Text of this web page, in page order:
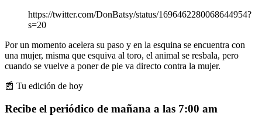
https://twitter.com/DonBatsy/status/1696462280068644954?
s=20
Por un momento acelera su paso y en la esquina se encuentra con
una mujer, misma que esquiva al toro, el animal se resbala, pero
cuando se vuelve a poner de pie va directo contra la mujer.
📰 Tu edición de hoy
Recibe el periódico de mañana a las 7:00 am